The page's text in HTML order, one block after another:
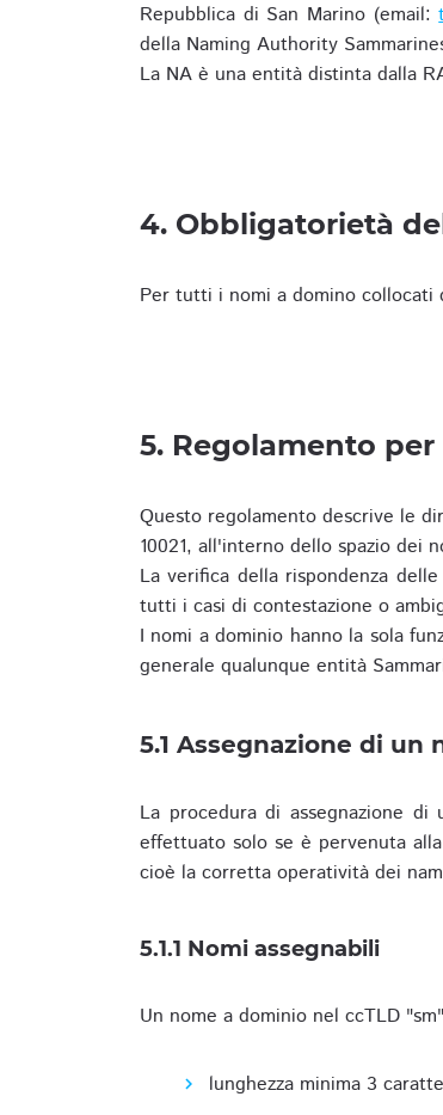
Repubblica di San Marino (email:
della Naming Authority
La NA è una entità distinta dalla
4. Obbligatorietà
Per tutti i nomi a domino collocati
5. Regolamento
Questo regolamento descrive le
10021, all'interno dello spazio dei
La verifica della rispondenza
tutti i casi di contestazione o
I nomi a dominio hanno la sola
generale qualunque entità
5.1 Assegnazione di un
La procedura di assegnazione
effettuato solo se è pervenuta
cioè la corretta operatività dei
5.1.1 Nomi assegnabili
Un nome a dominio nel ccTLD
lunghezza minima 3